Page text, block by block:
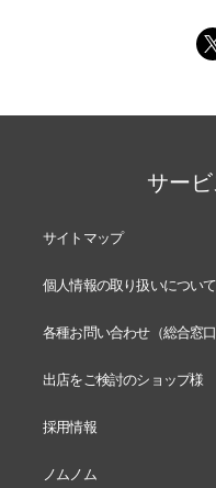
サー
サイトマップ
個人情報の取り扱いについて
各種お問い合わせ（総合窓口
出店をご検討のショップ様
採用情報
ノムノム